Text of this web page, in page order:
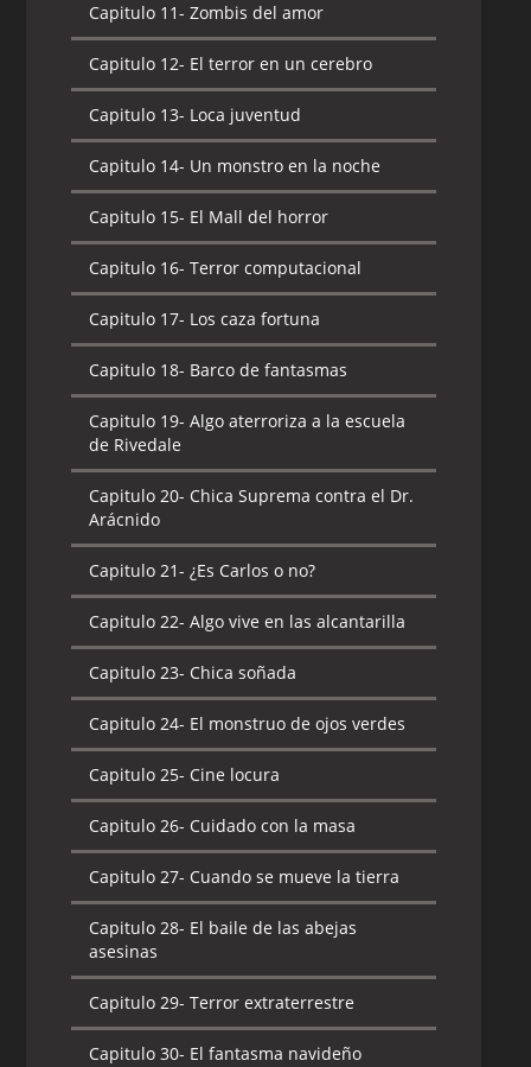
Capitulo 11- Zombis del amor
Capitulo 12- El terror en un cerebro
Capitulo 13- Loca juventud
Capitulo 14- Un monstro en la noche
Capitulo 15- El Mall del horror
Capitulo 16- Terror computacional
Capitulo 17- Los caza fortuna
Capitulo 18- Barco de fantasmas
Capitulo 19- Algo aterroriza a la escuela
de Rivedale
Capitulo 20- Chica Suprema contra el Dr.
Arácnido
Capitulo 21- ¿Es Carlos o no?
Capitulo 22- Algo vive en las alcantarilla
Capitulo 23- Chica soñada
Capitulo 24- El monstruo de ojos verdes
Capitulo 25- Cine locura
Capitulo 26- Cuidado con la masa
Capitulo 27- Cuando se mueve la tierra
Capitulo 28- El baile de las abejas
asesinas
Capitulo 29- Terror extraterrestre
Capitulo 30- El fantasma navideño